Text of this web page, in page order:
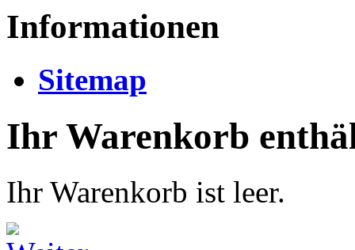
Informationen
Sitemap
Ihr Warenkorb
Ihr Warenkorb ist leer.